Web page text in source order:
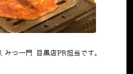
みつ一門 目黒店PR担当です。